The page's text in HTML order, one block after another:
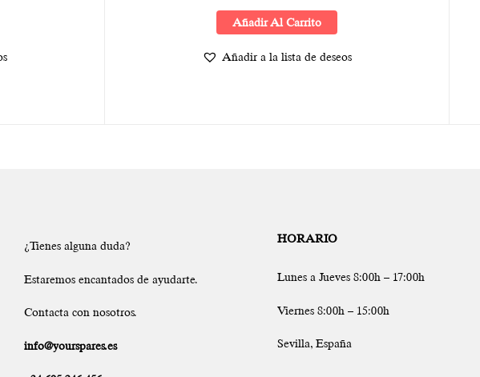
Añadir Al Carrito
Añadir a la lista de deseos
¿Tienes alguna duda?
Estaremos encantados de ayudarte.
Contacta con nosotros.
info@yourspares.es
HORARIO
Lunes a Jueves 8:00h – 17:00h
Viernes 8:00h – 15:00h
Sevilla, España